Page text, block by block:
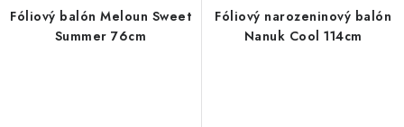
Fóliový balón Meloun Sweet
Summer 76cm
Fóliový narozeninový balón
Nanuk Cool 114cm